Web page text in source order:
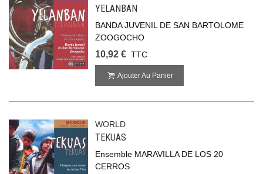
YELANBAN
BANDA JUVENIL DE SAN BARTOLOME
ZOOGOCHO
10,92 € TTC
Ajouter Au Panier
WORLD
TEKUAS
Ensemble MARAVILLA DE LOS 20
CERROS